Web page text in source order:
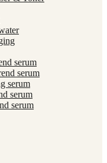
serum
serum
serum
serum
serum